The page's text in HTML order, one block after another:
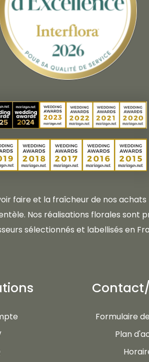
faire et la fraîcheur de nos
Nos réalisations florales sont
sélectionnés et labellisés en
Formulaire
Plan